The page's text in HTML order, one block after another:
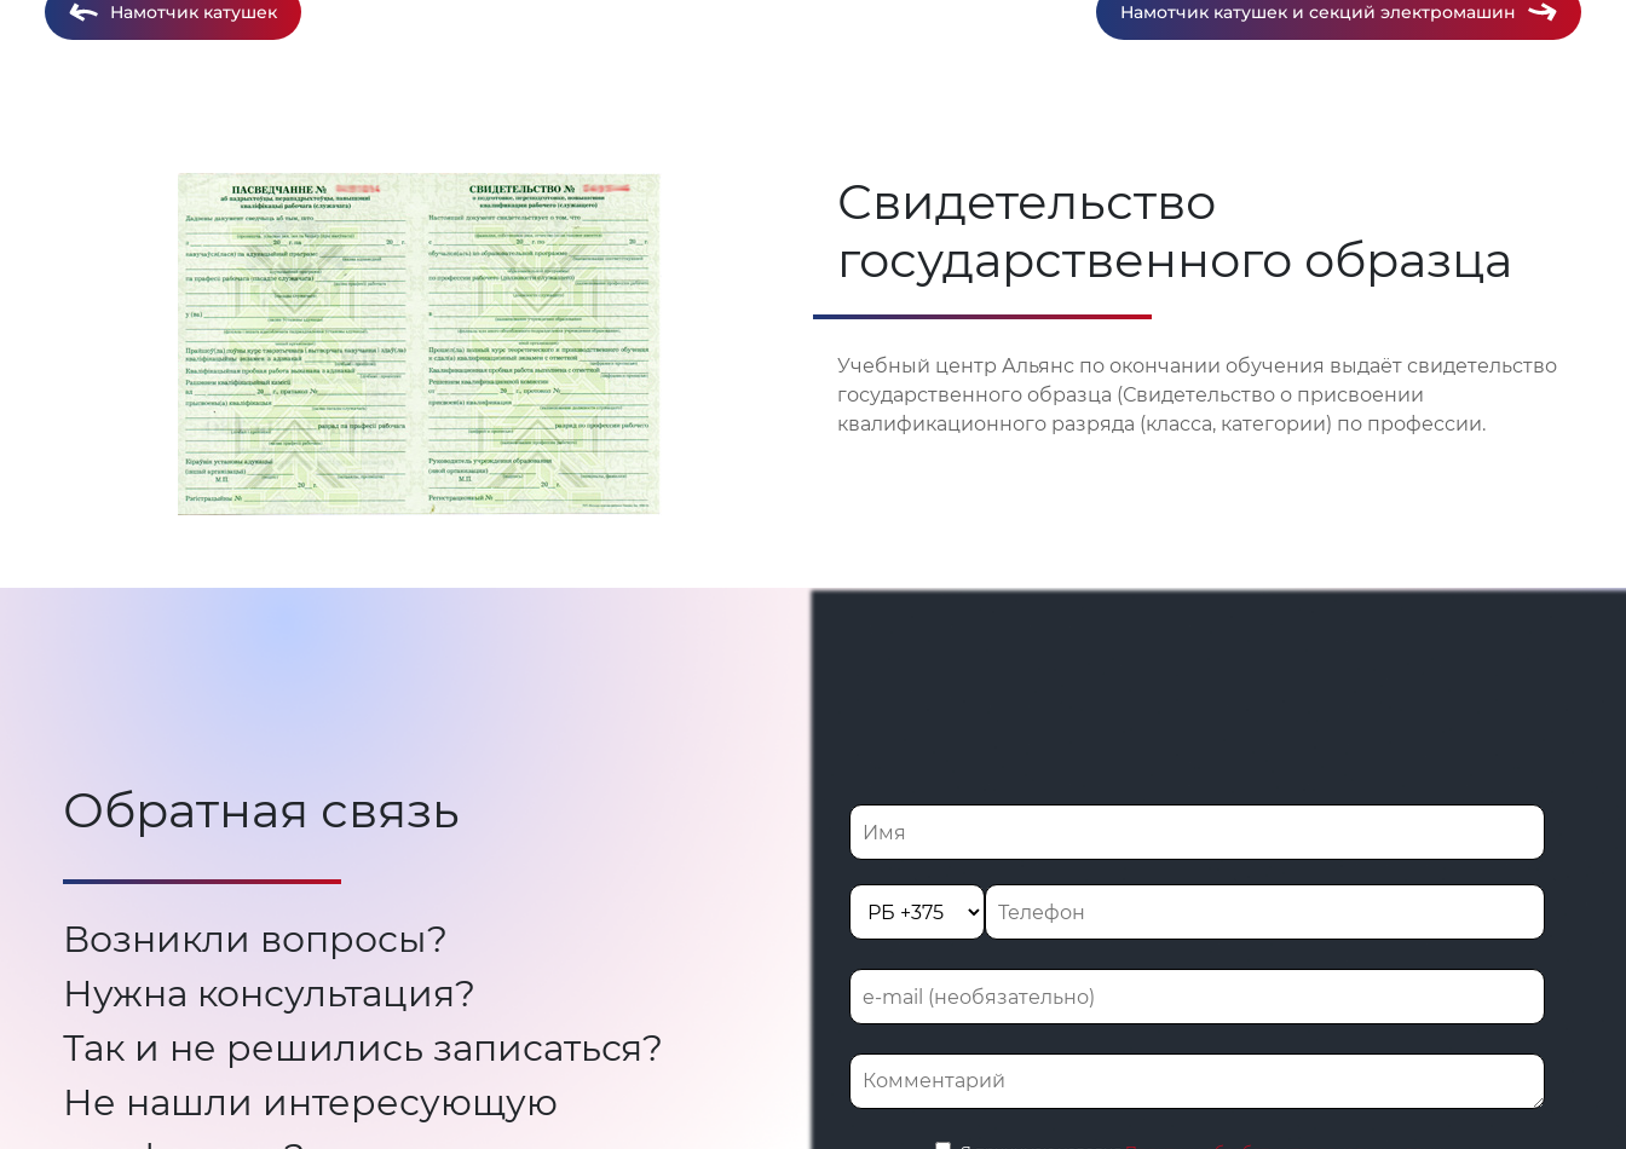
Намотчик катушек Намотчик катушек и секций электромашин
Свидетельство
государственного образца
Учебный центр Альянс по окончании обучения выдаёт свидетельство
государственного образца (Свидетельство о присвоении
квалификационного разряда (класса, категории) по профессии.
Обратная связь
Возникли вопросы?
Нужна консультация?
Так и не решились записаться?
Не нашли интересующую